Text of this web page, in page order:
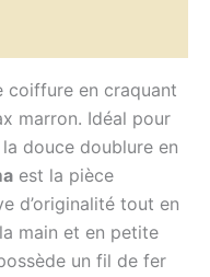
coiffure en craquant
marron. Idéal pour
douce doublure en
est la pièce
d’originalité tout en
main et en petite
un fil de fer